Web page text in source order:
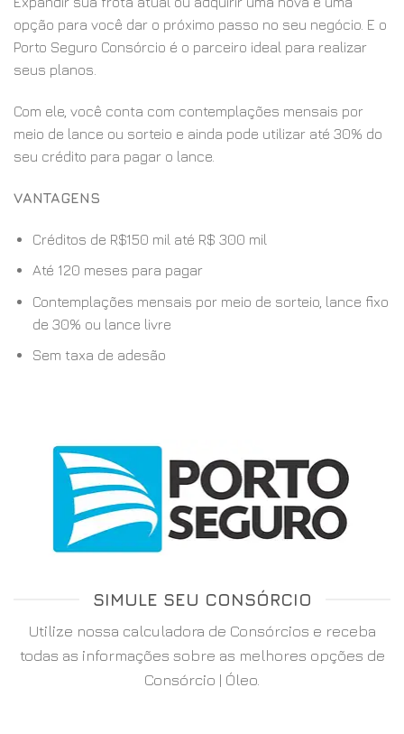
opção para você dar o próximo passo no seu negócio. E o
Porto Seguro Consórcio é o parceiro ideal para realizar
seus planos.
Com ele, você conta com contemplações mensais por
meio de lance ou sorteio e ainda pode utilizar até 30% do
seu crédito para pagar o lance.
VANTAGENS
Créditos de R$150 mil até R$ 300 mil
Até 120 meses para pagar
Contemplações mensais por meio de sorteio, lance fixo
de 30% ou lance livre
Sem taxa de adesão
SIMULE SEU CONSÓRCIO
Utilize nossa calculadora de Consórcios e receba
todas as informações sobre as melhores opções de
Consórcio | Óleo.